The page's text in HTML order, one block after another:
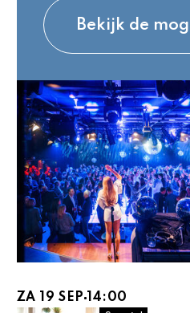
Bekijk de
ZA 19 SEP 14:00